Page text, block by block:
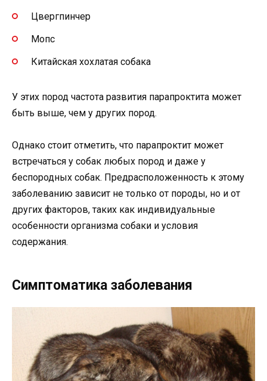
Цвергпинчер
Мопс
Китайская хохлатая собака
У этих пород частота развития парапроктита может
быть выше, чем у других пород.
Однако стоит отметить, что парапроктит может
встречаться у собак любых пород и даже у
беспородных собак. Предрасположенность к этому
заболеванию зависит не только от породы, но и от
других факторов, таких как индивидуальные
особенности организма собаки и условия
содержания.
Симптоматика заболевания